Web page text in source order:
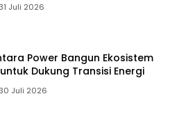
Juli 2026
Power Bangun Ekosistem
Dukung Transisi Energi
Juli 2026